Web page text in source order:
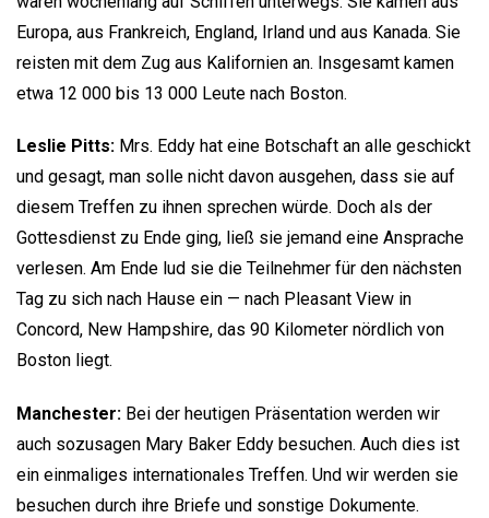
Europa, aus Frankreich, England, Irland und aus Kanada. Sie
reisten mit dem Zug aus Kalifornien an. Insgesamt kamen
etwa 12 000 bis 13 000 Leute nach Boston.
Leslie Pitts: Mrs. Eddy hat eine Botschaft an alle geschickt
und gesagt, man solle nicht davon ausgehen, dass sie auf
diesem Treffen zu ihnen sprechen würde. Doch als der
Gottesdienst zu Ende ging, ließ sie jemand eine Ansprache
verlesen. Am Ende lud sie die Teilnehmer für den nächsten
Tag zu sich nach Hause ein — nach Pleasant View in
Concord, New Hampshire, das 90 Kilometer nördlich von
Boston liegt.
Manchester: Bei der heutigen Präsentation werden wir
auch sozusagen Mary Baker Eddy besuchen. Auch dies ist
ein einmaliges internationales Treffen. Und wir werden sie
besuchen durch ihre Briefe und sonstige Dokumente.